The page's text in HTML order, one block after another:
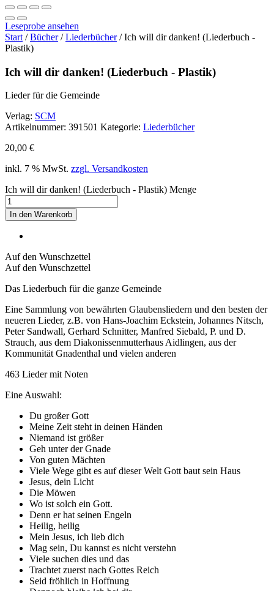
Leseprobe ansehen
Start /Bücher/Liederbücher/ Ich will dir danken! (Liederbuch -
Plastik)
Ich will dir danken! (Liederbuch - Plastik)
Lieder für die Gemeinde
Verlag: SCM
Artikelnummer: 391501 Kategorie: Liederbücher
20,00 €
inkl. 7 % MwSt. zzgl. Versandkosten
Ich will dir danken! (Liederbuch - Plastik) Menge
In den Warenkorb
Auf den Wunschzettel
Auf den Wunschzettel
Das Liederbuch für die ganze Gemeinde
Eine Sammlung von bewährten Glaubensliedern und den besten der
neueren Lieder, z.B. von Hans-Joachim Eckstein, Johannes Nitsch,
Peter Sandwall, Gerhard Schnitter, Manfred Siebald, P. und D.
Strauch, aus dem Diakonissenmutterhaus Aidlingen, aus der
Kommunität Gnadenthal und vielen anderen
463 Lieder mit Noten
Eine Auswahl:
Du großer Gott
Meine Zeit steht in deinen Händen
Niemand ist größer
Geh unter der Gnade
Von guten Mächten
Viele Wege gibt es auf dieser Welt Gott baut sein Haus
Jesus, dein Licht
Die Möwen
Wo ist solch ein Gott.
Denn er hat seinen Engeln
Heilig, heilig
Mein Jesus, ich lieb dich
Mag sein, Du kannst es nicht verstehn
Viele suchen dies und das
Trachtet zuerst nach Gottes Reich
Seid fröhlich in Hoffnung